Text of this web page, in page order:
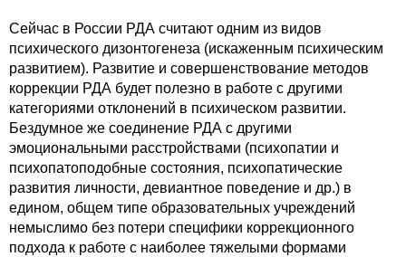
Сейчас в России РДА считают одним из видов
психического дизонтогенеза (искаженным психическим
развитием). Развитие и совершенствование методов
коррекции РДА будет полезно в работе с другими
категориями отклонений в психическом развитии.
Бездумное же соединение РДА с другими
эмоциональными расстройствами (психопатии и
психопатоподобные состояния, психопатические
развития личности, девиантное поведение и др.) в
едином, общем типе образовательных учреждений
немыслимо без потери специфики коррекционного
подхода к работе с наиболее тяжелыми формами